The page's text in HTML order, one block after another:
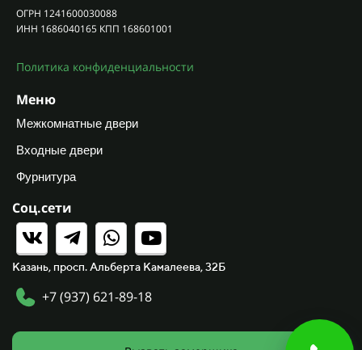
ОГРН 1241600030088
ИНН 1686040165 КПП 168601001
Политика конфиденциальности
Меню
Межкомнатные двери
Входные двери
Фурнитура
Соц.сети
Казань, просп. Альберта Камалеева, 32Б
+7 (937) 621-89-18